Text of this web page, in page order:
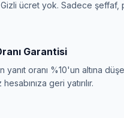
ücret yok. Sadece şeffaf,
Garantisi
yanıt oranı %10'un altına
geri yatırılır.